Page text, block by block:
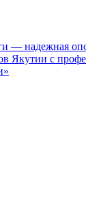
— надежная
Якутии с